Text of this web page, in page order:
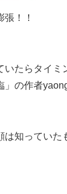
！！
いたらタイミ
」の作者
は知っていた